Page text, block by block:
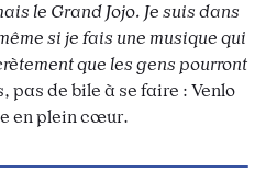
le Grand Jojo. Je suis dans
si je fais une musique qui
que les gens pourront
pas de bile à se faire : Venlo
en plein cœur.